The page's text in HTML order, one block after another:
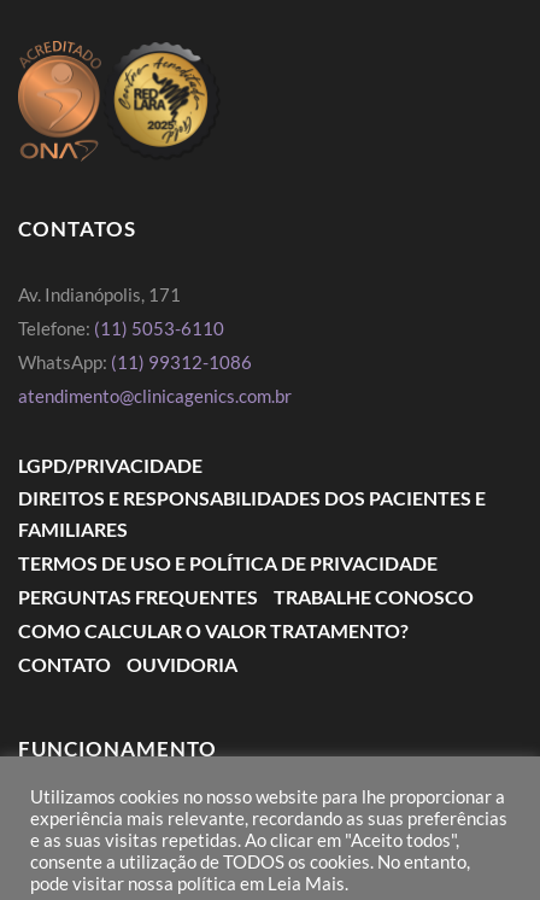
CONTATOS
Av. Indianópolis, 171
Telefone: (11) 5053-6110
WhatsApp: (11) 99312-1086
atendimento@clinicagenics.com.br
LGPD/PRIVACIDADE
DIREITOS E RESPONSABILIDADES DOS PACIENTES E
FAMILIARES
TERMOS DE USO E POLÍTICA DE PRIVACIDADE
PERGUNTAS FREQUENTES
TRABALHE CONOSCO
COMO CALCULAR O VALOR TRATAMENTO?
CONTATO
OUVIDORIA
FUNCIONAMENTO
Segunda a Sexta: das 7:00 às 18:00
Sábado: das 8:00 às 12:00
Domingos e Feriados: conforme agendamento
Utilizamos cookies no nosso website para lhe proporcionar a
experiência mais relevante, recordando as suas preferências
e as suas visitas repetidas. Ao clicar em "Aceito todos",
consente a utilização de TODOS os cookies. No entanto,
pode visitar nossa política em Leia Mais.